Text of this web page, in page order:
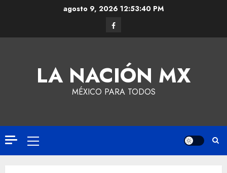
agosto 9, 202612:53:41 PM
LA NACIÓN MX
MÉXICO PARA TODOS